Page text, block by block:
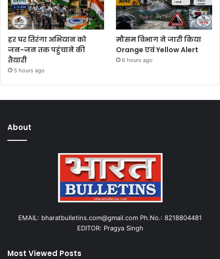
हर घर तिरंगा अभियान को
जन-जन तक पहुंचाने की
तैयारी
5 hours ago
मौसम विभाग ने जारी किया
Orange एवं Yellow Alert
6 hours ago
About
EMAIL: bharatbulletins.com@gmail.com Ph.No.: 8218804481
EDITOR: Pragya Singh
Most Viewed Posts